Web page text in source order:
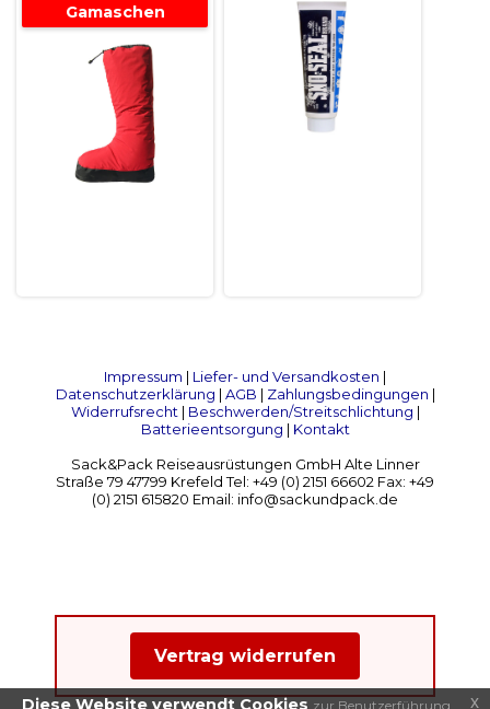
Gamaschen
Impressum | Liefer- und Versandkosten |
Datenschutzerklärung | AGB | Zahlungsbedingungen |
Widerrufsrecht| Beschwerden/Streitschlichtung |
Batterieentsorgung | Kontakt
Sack&Pack Reiseausrüstungen GmbH Alte Linner
Straße 79 47799 Krefeld Tel: +49 (0) 2151 66602 Fax: +49
(0) 2151 615820 Email: info@sackundpack.de
Vertrag widerrufen
Diese Website verwendt Cookies zur Benutzerführung x